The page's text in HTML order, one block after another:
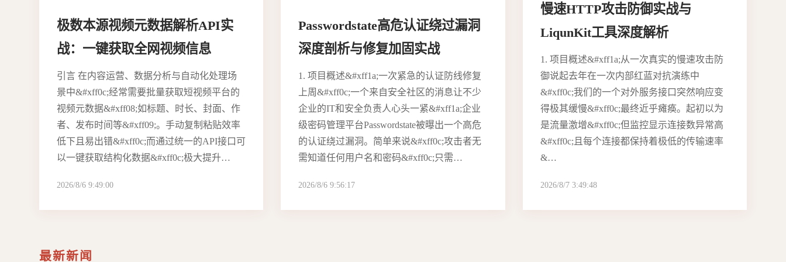
极数本源视频元数据解析API实
战：一键获取全网视频信息
引言 在内容运营、数据分析与自动化处理场
景中&#xff0c;经常需要批量获取短视频平台的
视频元数据&#xff08;如标题、时长、封面、作
者、发布时间等&#xff09;。手动复制粘贴效率
低下且易出错&#xff0c;而通过统一的API接口可
以一键获取结构化数据&#xff0c;极大提升…
2026/8/6 9:49:00
Passwordstate高危认证绕过漏洞
深度剖析与修复加固实战
1. 项目概述&#xff1a;一次紧急的认证防线修复
上周&#xff0c;一个来自安全社区的消息让不少
企业的IT和安全负责人心头一紧&#xff1a;企业
级密码管理平台Passwordstate被曝出一个高危
的认证绕过漏洞。简单来说&#xff0c;攻击者无
需知道任何用户名和密码&#xff0c;只需…
2026/8/6 9:56:17
慢速HTTP攻击防御实战与
LiqunKit工具深度解析
1. 项目概述&#xff1a;从一次真实的慢速攻击防
御说起去年在一次内部红蓝对抗演练中
&#xff0c;我们的一个对外服务接口突然响应变
得极其缓慢&#xff0c;最终近乎瘫痪。起初以为
是流量激增&#xff0c;但监控显示连接数异常高
&#xff0c;且每个连接都保持着极低的传输速率
&…
2026/8/7 3:49:48
最新新闻